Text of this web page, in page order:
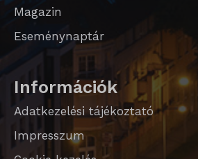
Magazin
Eseménynaptár
Információk
Adatkezelési tájékoztató
Impresszum